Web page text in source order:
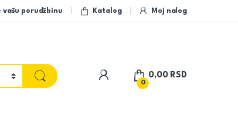
vašu porudžbinu Katalog Moj nalog
My Account
0
0,00 RSD